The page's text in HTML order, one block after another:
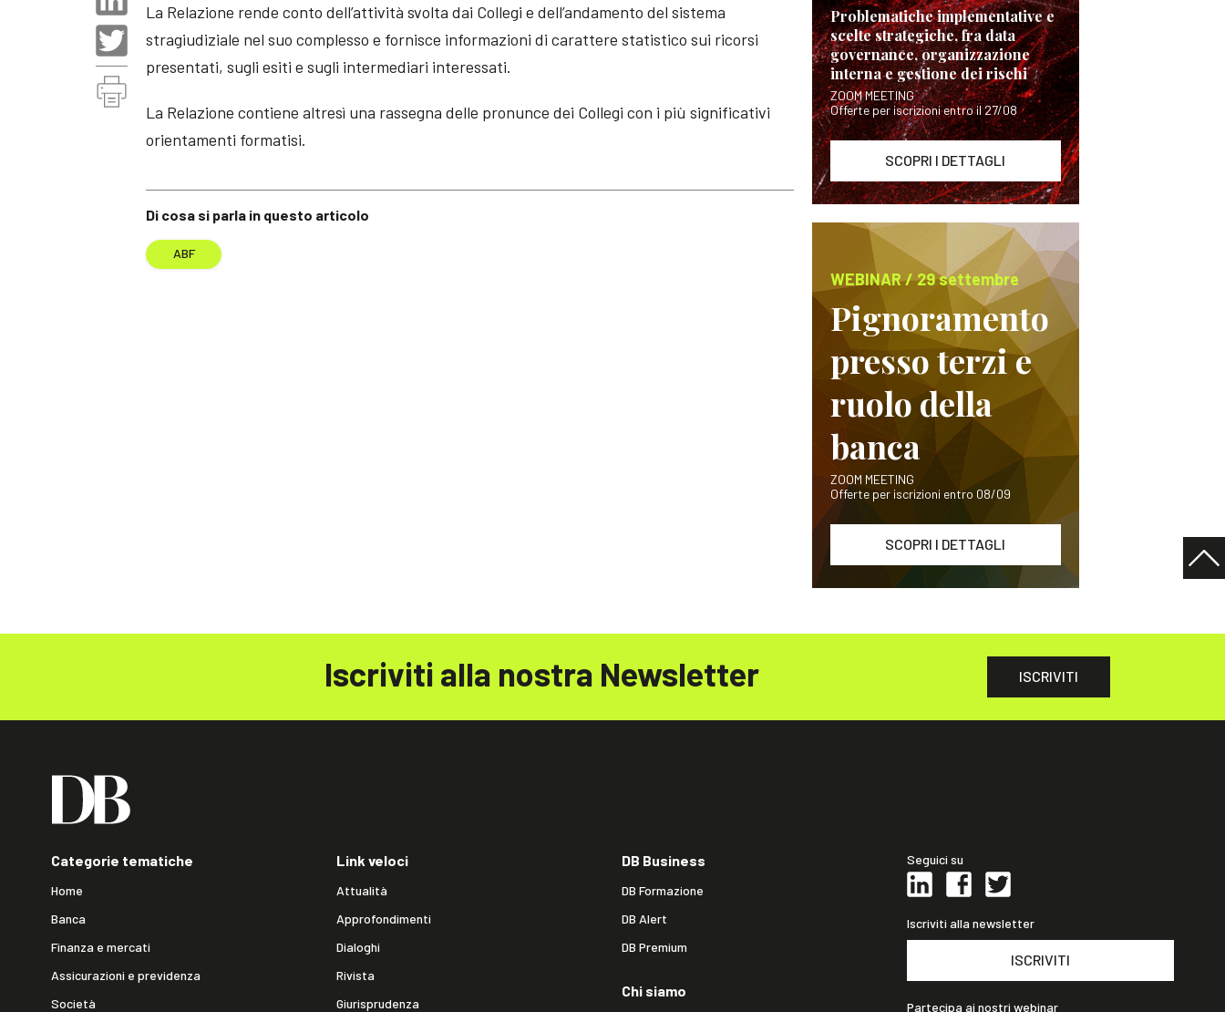
Di cosa si parla in questo articolo
ABF
La Relazione rende conto dell’attività svolta dai Collegi e dell’andamento del sistema
stragiudiziale nel suo complesso e fornisce informazioni di carattere statistico sui ricorsi
presentati, sugli esiti e sugli intermediari interessati.
La Relazione contiene altresì una rassegna delle pronunce dei Collegi con i più significativi
orientamenti formatisi.
Problematiche implementative e
scelte strategiche, fra data
governance, organizzazione
interna e gestione dei rischi
ZOOM MEETING
Offerte per iscrizioni entro il 27/08
SCOPRI I DETTAGLI
WEBINAR / 29 settembre
Pignoramento
presso terzi e
ruolo della
banca
ZOOM MEETING
Offerte per iscrizioni entro 08/09
SCOPRI I DETTAGLI
Iscriviti alla nostra Newsletter ISCRIVITI
Categorie tematiche
Home
Banca
Finanza e mercati
Assicurazioni e previdenza
Società
Link veloci
Attualità
Approfondimenti
Dialoghi
Rivista
Giurisprudenza
DB Business
DB Formazione
DB Alert
DB Premium
Chi siamo
Seguici su
Iscriviti alla newsletter
ISCRIVITI
Partecipa ai nostri webinar